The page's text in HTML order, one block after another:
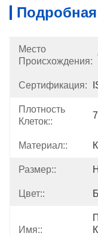
Место
Происхождения:
Сертификация:
Плотность
Клеток::
Материал::
Размер::
Цвет::
Имя::